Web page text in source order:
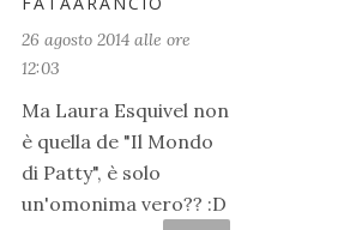
26 agosto 2014 alle ore
12:03
Ma Laura Esquivel non
è quella de "Il Mondo
di Patty", è solo
un'omonima vero?? :D